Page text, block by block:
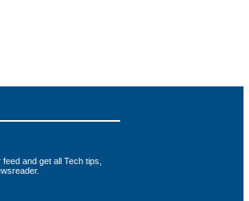
feed and get all Tech tips,